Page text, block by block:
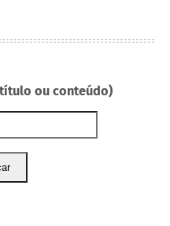
ou conteúdo)